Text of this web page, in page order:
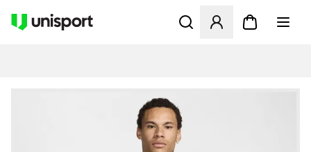
Åbner en Modal til at